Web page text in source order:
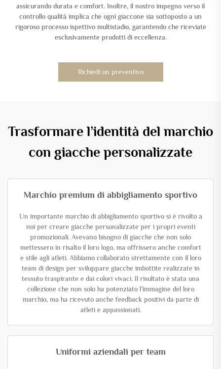
assicurando durata e comfort. Inoltre, il nostro impegno verso il
controllo qualità implica che ogni giaccone sia sottoposto a un
rigoroso processo ispettivo multistadio, garantendo che riceviate
esclusivamente prodotti di eccellenza.
Richiedi un preventivo
Trasformare l’identità del marchio
con giacche personalizzate
Marchio premium di abbigliamento sportivo
Un importante marchio di abbigliamento sportivo si è rivolto a
noi per creare giacche personalizzate per i propri eventi
promozionali. Avevano bisogno di giacche che non solo
mettessero in risalto il loro logo, ma offrissero anche comfort
e stile agli atleti. Abbiamo collaborato strettamente con il loro
team di design per sviluppare giacche imbottite realizzate in
tessuto traspirante e dai colori vivaci. Il risultato è stata una
collezione che non solo ha potenziato l’immagine del loro
marchio, ma ha ricevuto anche feedback positivi da parte di
atleti e appassionati.
Uniformi aziendali per team